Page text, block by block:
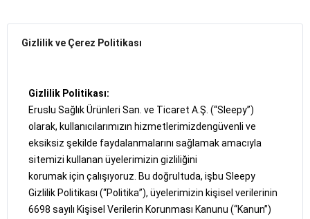
İade Koşulları
Gizlilik ve Çerez Politikası
Gizlilik Politikası:
Eruslu Sağlık Ürünleri San. ve Ticaret A.Ş. (“Sleepy”)
olarak, kullanıcılarımızın hizmetlerimizdengüvenli ve
eksiksiz şekilde faydalanmalarını sağlamak amacıyla
sitemizi kullanan üyelerimizin gizliliğini
korumak için çalışıyoruz. Bu doğrultuda, işbu Sleepy
Gizlilik Politikası (“Politika”), üyelerimizin kişisel verilerinin
6698 sayılı Kişisel Verilerin Korunması Kanunu (“Kanun”)